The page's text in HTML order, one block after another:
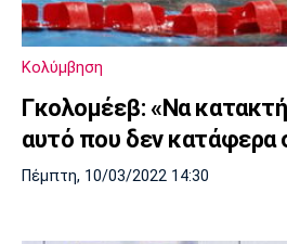
Κολύμβηση
Γκολομέεβ: «Να
αυτό που δεν κατάφερα
Πέμπτη, 10/03/2022 14:30